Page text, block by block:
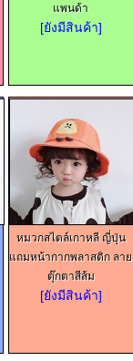
แพนด้า
[ยังมีสินค้า]
หมวกสไตล์เกาหลี ญี่ปุ่น
แถมหน้ากากพลาสติก ลาย
ตุ๊กตาสีส้ม
[ยังมีสินค้า]